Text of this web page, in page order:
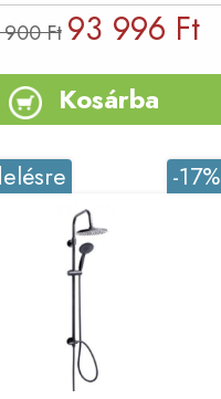
900 Ft 93 996 Ft
Kosárba
-17%